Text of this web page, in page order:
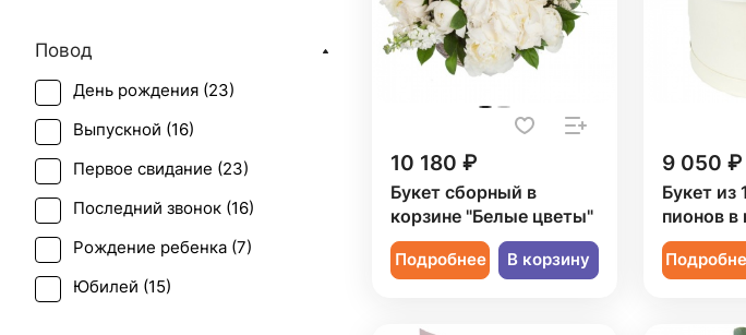
10 180 ₽
Букет сборный в
корзине "Белые цветы"
Подробнее В корзину
9 050 ₽
Букет из
пионов в
Пион (
Роза (3)
Роза кустовая (
Эустома (1)
Повод
День рождения (23)
Выпускной (16)
Первое свидание (23)
Последний звонок (16)
Рождение ребенка (7)
Юбилей (15)